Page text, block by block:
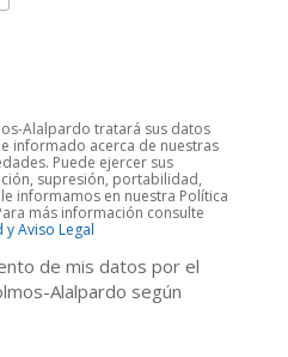
Alalpardo tratará sus datos
informado acerca de nuestras
Puede ejercer sus
supresión, portabilidad,
informamos en nuestra Política
más información consulte
Aviso Legal
de mis datos por el
Alalpardo según